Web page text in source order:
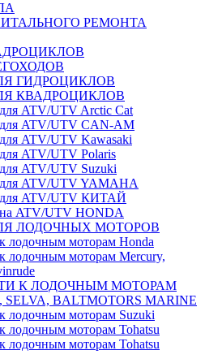
РЕМОНТА
ГИДРОЦИКЛОВ
КВАДРОЦИКЛОВ
ATV/UTV Arctic Cat
для ATV/UTV CAN-AM
ATV/UTV Kawasaki
ATV/UTV Polaris
ATV/UTV Suzuki
для ATV/UTV YAMAHA
для ATV/UTV КИТАЙ
на ATV/UTV HONDA
ЛОДОЧНЫХ МОТОРОВ
лодочным моторам Honda
лодочным моторам Mercury,
К ЛОДОЧНЫМ МОТОРАМ
SELVA, BALTMOTORS MARINE
лодочным моторам Suzuki
лодочным моторам Tohatsu
лодочным моторам Tohatsu